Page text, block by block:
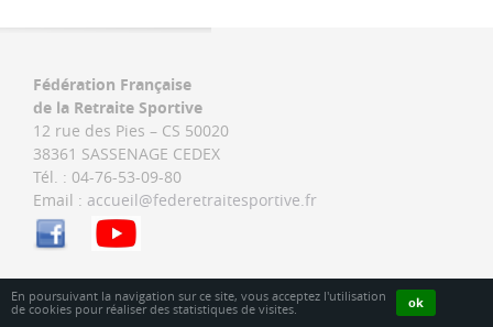
En poursuivant la navigation sur ce site, vous acceptez l'utilisation
de cookies pour réaliser des statistiques de visites.
ok
Fédération Française
de la Retraite Sportive
12 rue des Pies – CS 50020
38361 SASSENAGE CEDEX
Tél. : 04-76-53-09-80
Email : accueil@federetraitesportive.fr